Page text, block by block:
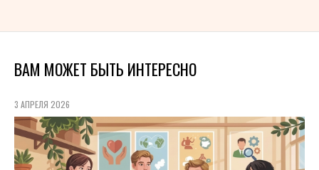
ВАМ МОЖЕТ БЫТЬ ИНТЕРЕСНО
3 АПРЕЛЯ 2026